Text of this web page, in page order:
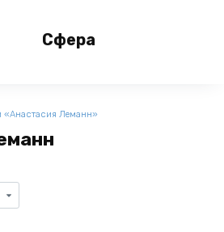
Сфера
«Анастасия Леманн»